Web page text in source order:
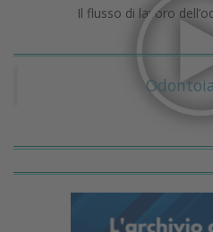
Il flusso di lavoro